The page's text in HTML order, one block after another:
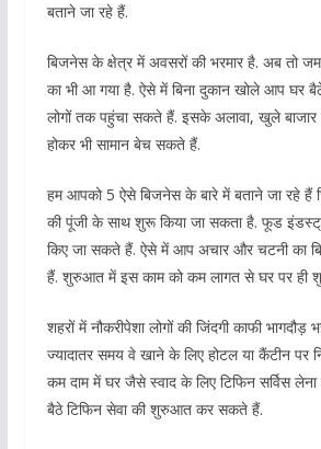
बताने जा रहे हैं.
बिजनेस के क्षेत्र में अवसरों की भरमार है. अब तो
का भी आ गया है. ऐसे में बिना दुकान खोले आप घर
लोगों तक पहुंचा सकते हैं. इसके अलावा, खुले बाजार
होकर भी सामान बेच सकते हैं.
हम आपको 5 ऐसे बिजनेस के बारे में बताने जा रहे हैं
की पूंजी के साथ शुरू किया जा सकता है. फूड
किए जा सकते हैं. ऐसे में आप अचार और चटनी का
हैं. शुरुआत में इस काम को कम लागत से घर पर ही
शहरों में नौकरीपेशा लोगों की जिंदगी काफी भागदौड़
ज्यादातर समय वे खाने के लिए होटल या कैंटीन पर
कम दाम में घर जैसे स्वाद के लिए टिफिन सर्विस
बैठे टिफिन सेवा की शुरुआत कर सकते हैं.